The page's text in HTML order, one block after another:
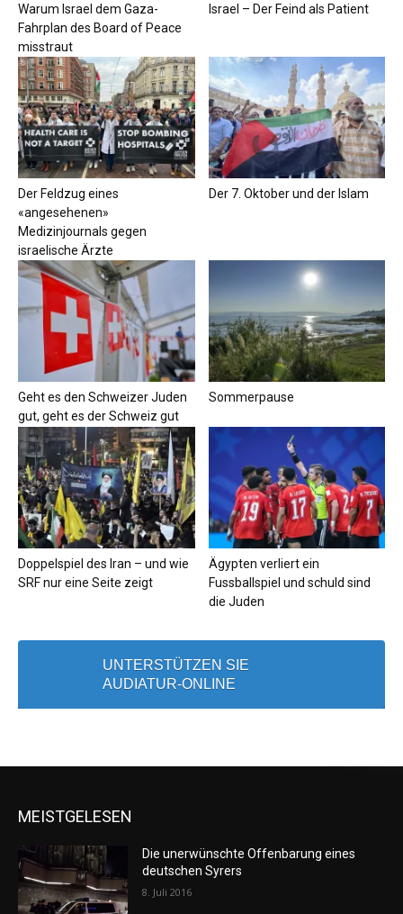
Warum Israel dem Gaza-
Fahrplan des Board of Peace
misstraut
Israel – Der Feind als Patient
Der Feldzug eines
«angesehenen»
Medizinjournals gegen
israelische Ärzte
Der 7. Oktober und der Islam
Geht es den Schweizer Juden
gut, geht es der Schweiz gut
Sommerpause
Doppelspiel des Iran – und wie
SRF nur eine Seite zeigt
Ägypten verliert ein
Fussballspiel und schuld sind
die Juden
UNTERSTÜTZEN SIE
AUDIATUR-ONLINE
MEISTGELESEN
Die unerwünschte Offenbarung eines
deutschen Syrers
8. Juli 2016